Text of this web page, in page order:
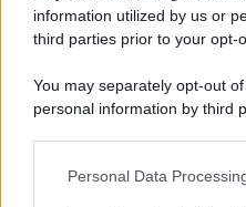
information utilized by us or
third parties prior to your opt-
You may separately opt-out
personal information by third
This information may also be
Personal Data